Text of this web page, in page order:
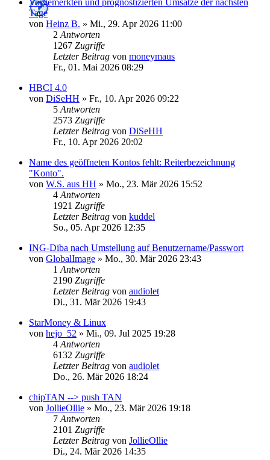
Tage
von Heinz B. » Mi., 29. Apr 2026 11:00
2 Antworten
1267 Zugriffe
Letzter Beitrag von moneymaus
Fr., 01. Mai 2026 08:29
HBCI 4.0
von DiSeHH » Fr., 10. Apr 2026 09:22
5 Antworten
2573 Zugriffe
Letzter Beitrag von DiSeHH
Fr., 10. Apr 2026 20:02
Name des geöffneten Kontos fehlt: Reiterbezeichnung
"Konto".
von W.S. aus HH » Mo., 23. Mär 2026 15:52
4 Antworten
1921 Zugriffe
Letzter Beitrag von kuddel
So., 05. Apr 2026 12:35
ING-Diba nach Umstellung auf Benutzername/Passwort
von GlobalImage » Mo., 30. Mär 2026 23:43
1 Antworten
2190 Zugriffe
Letzter Beitrag von audiolet
Di., 31. Mär 2026 19:43
StarMoney & Linux
von hejo_52 » Mi., 09. Jul 2025 19:28
4 Antworten
6132 Zugriffe
Letzter Beitrag von audiolet
Do., 26. Mär 2026 18:24
chipTAN --> push TAN
von JollieOllie » Mo., 23. Mär 2026 19:18
7 Antworten
2101 Zugriffe
Letzter Beitrag von JollieOllie
Di., 24. Mär 2026 14:35